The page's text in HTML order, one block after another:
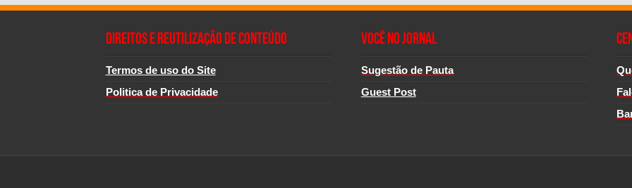
Direitos e Reutilização de Conteúdo
Termos de uso do Site
Politica de Privacidade
Você no Jornal
Sugestão de Pauta
Guest Post